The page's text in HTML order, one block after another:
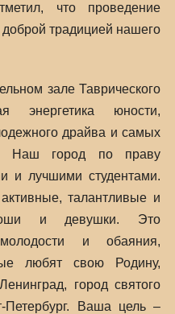
что проведение
традицией нашего
зале Таврического
энергетика юности,
драйва и самых
Наш город по праву
и лучшими студентами.
талантливые и
и девушки. Это
и обаяния,
любят свою Родину,
город святого
Петербург. Ваша цель –